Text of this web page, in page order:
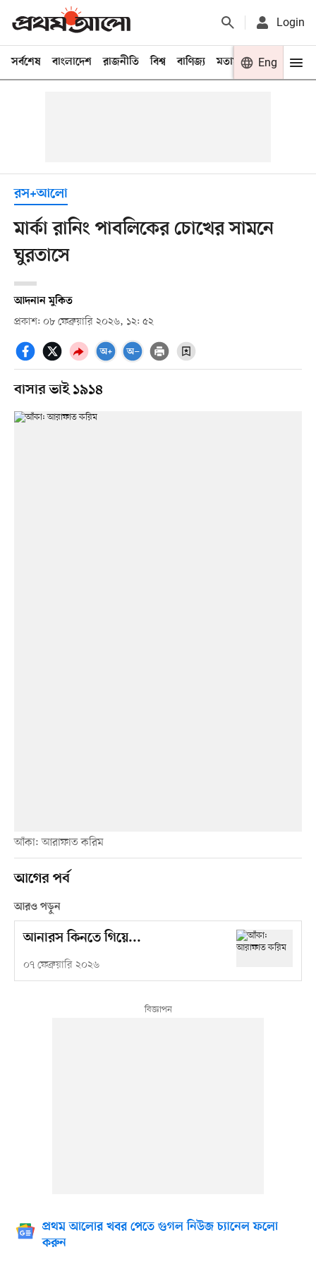
Login
সর্বশেষ বাংলাদেশ রাজনীতি বিশ্ব বাণিজ্য মতামত খেলা
Eng
রস+আলো
মার্কা রানিং পাবলিকের চোখের সামনে
ঘুরতাসে
আদনান মুকিত
প্রকাশ: ০৮ ফেব্রুয়ারি ২০২৬, ১২: ৫২
বাসার ভাই ১৯১৪
আঁকা: আরাফাত করিম
আগের পর্ব
আরও পড়ুন
আনারস কিনতে গিয়ে...
০৭ ফেব্রুয়ারি ২০২৬
প্রথম আলোর খবর পেতে গুগল নিউজ চ্যানেল ফলো
করুন